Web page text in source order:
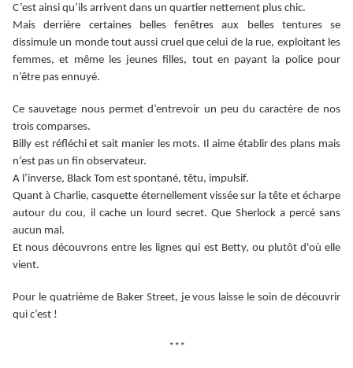
C’est ainsi qu’ils arrivent dans un quartier nettement plus chic.
Mais derrière certaines belles fenêtres aux belles tentures se
dissimule un monde tout aussi cruel que celui de la rue, exploitant les
femmes, et même les jeunes filles, tout en payant la police pour
n’être pas ennuyé.
Ce sauvetage nous permet d’entrevoir un peu du caractère de nos
trois comparses.
Billy est réfléchi et sait manier les mots. Il aime établir des plans mais
n’est pas un fin observateur.
A l’inverse, Black Tom est spontané, têtu, impulsif.
Quant à Charlie, casquette éternellement vissée sur la tête et écharpe
autour du cou, il cache un lourd secret. Que Sherlock a percé sans
aucun mal.
Et nous découvrons entre les lignes qui est Betty, ou plutôt d'où elle
vient.
Pour le quatrième de Baker Street, je vous laisse le soin de découvrir
qui c’est !
***